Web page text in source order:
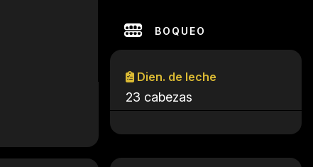
BOQUEO
Dien. de leche
23 cabezas